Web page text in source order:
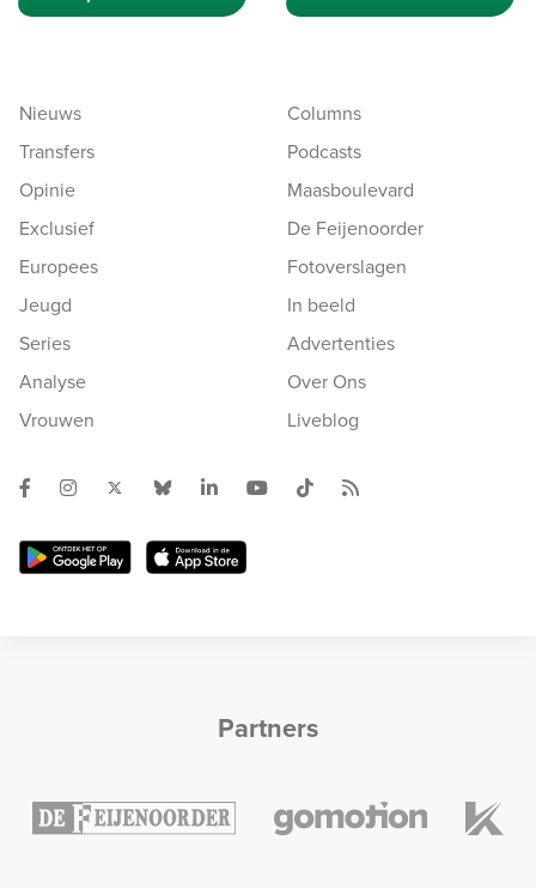
Nieuws
Transfers
Opinie
Exclusief
Europees
Jeugd
Series
Analyse
Vrouwen
Columns
Podcasts
Maasboulevard
De Feijenoorder
Fotoverslagen
In beeld
Advertenties
Over Ons
Liveblog
Partners